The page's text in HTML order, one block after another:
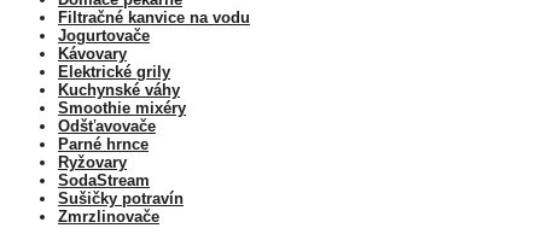
Filtračné kanvice na vodu
Jogurtovače
Kávovary
Elektrické grily
Kuchynské váhy
Smoothie mixéry
Odšťavovače
Parné hrnce
Ryžovary
SodaStream
Sušičky potravín
Zmrzlinovače